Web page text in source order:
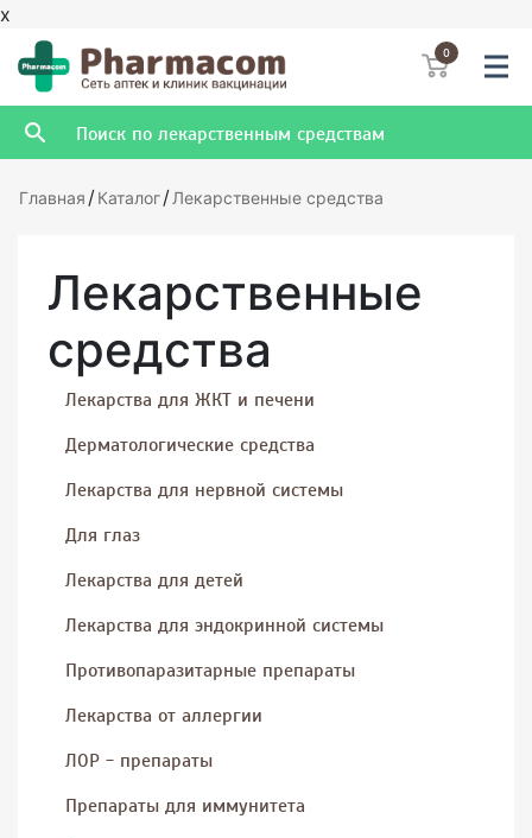
x
0
Главная /Каталог/Лекарственные средства
Лекарственные
средства
Лекарства для ЖКТ и печени
Дерматологические средства
Лекарства для нервной системы
Для глаз
Лекарства для детей
Лекарства для эндокринной системы
Противопаразитарные препараты
Лекарства от аллергии
ЛОР - препараты
Препараты для иммунитета